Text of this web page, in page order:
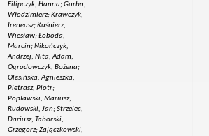
Filipczyk, Hanna; Gurba,
Włodzimierz; Krawczyk,
Ireneusz; Kuśnierz,
Wiesław; Łoboda,
Marcin; Nikończyk,
Andrzej; Nita, Adam;
Ogrodowczyk, Bożena;
Olesińska, Agnieszka;
Pietrasz, Piotr;
Popławski, Mariusz;
Rudowski, Jan; Strzelec,
Dariusz; Taborski,
Grzegorz; Zajączkowski,